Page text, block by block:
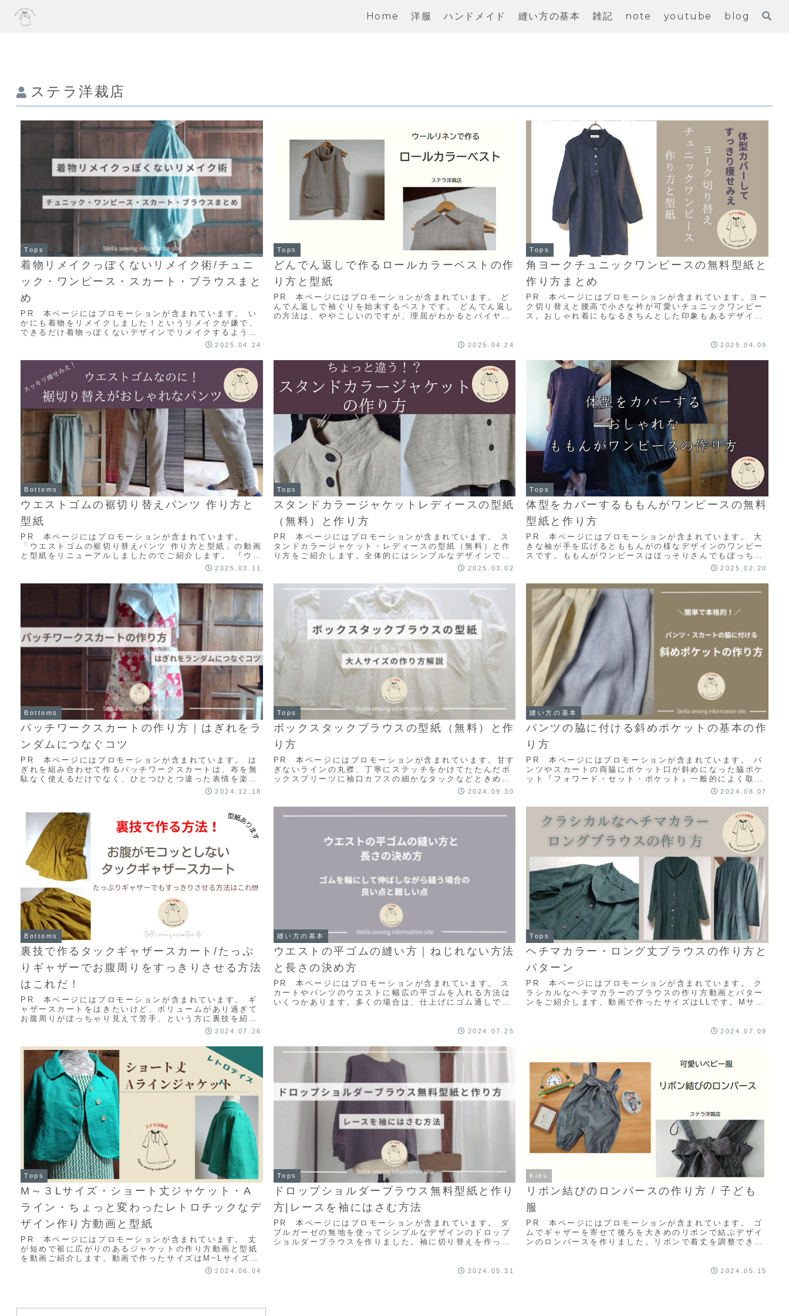
Home 洋服 ハンドメイド 縫い方の基本 雑記 note youtube blog
ステラ洋裁店
Tops
着物リメイクっぽくないリメイク術/チュニ
ック・ワンピース・スカート・ブラウスまと
め
PR 本ページにはプロモーションが含まれています。 い
かにも着物をリメイクしました！というリメイクが嫌で、
できるだけ着物っぽくないデザインでリメイクするように
心がけています。そんな私のリメイク術をご紹...2025.04.24
Tops
どんでん返しで作るロールカラーベストの作
り方と型紙
PR 本ページにはプロモーションが含まれています。 ど
んでん返しで袖ぐりを始末するベストです。 どんでん返し
の方法は、ややこしいのですが、理屈がわかるとバイヤス
2025.04.24
Tops
角ヨークチュニックワンピースの無料型紙と
作り方まとめ
PR 本ページにはプロモーションが含まれています。ヨー
ク切り替えと腰高で小さな衿が可愛いチュニックワンピー
ス。おしゃれ着にもなるきちんとした印象もあるデザイン
2025.04.09
Bottoms
ウエストゴムの裾切り替えパンツ 作り方と
型紙
PR 本ページにはプロモーションが含まれています。
「ウエストゴムの裾切り替えパンツ 作り方と型紙」の動画
と型紙をリニューアルしましたのでご紹介します。 『ウエ
ストゴムの裾切り替えパンツのおすすめポイ... 2025.03.11
Tops
スタンドカラージャケットレディースの型紙
（無料）と作り方
PR 本ページにはプロモーションが含まれています。 ス
タンドカラージャケット・レディースの型紙（無料）と作
り方をご紹介します。全体的にはシンプルなデザインです
が、スタンドカラーの高さを首が隠れるくらい...2025.03.02
Tops
体型をカバーするももんがワンピースの無料
型紙と作り方
PR 本ページにはプロモーションが含まれています。 大
きな袖が手を広げるとももんがの様なデザインのワンピー
スです。ももんがワンピースはほっそりさんでもぽっちゃ
りさんでもどちらの体型にでも似合う優れもの...2025.02.20
Bottoms
パッチワークスカートの作り方｜はぎれをラ
ンダムにつなぐコツ
PR 本ページにはプロモーションが含まれています。 は
ぎれを組み合わせて作るパッチワークスカートは、布を無
駄なく使えるだけでなく、ひとつひとつ違った表情を楽し
めるのが魅力です。 この記事では、はぎれを...2024.12.18
Tops
ボックスタックブラウスの型紙（無料）と作
り方
PR 本ページにはプロモーションが含まれています。甘す
ぎないラインの丸襟、丁寧にステッチをかけてたたんだボ
ックスプリーツに袖口カフスの細かなタックなどときめき
ポイントがいっぱいのディテールにこだわった...2024.09.30
縫い方の基本
パンツの脇に付ける斜めポケットの基本の作
り方
PR 本ページにはプロモーションが含まれています。 パ
ンツやスカートの両脇にポケット口が斜めになった脇ポケ
ット『フォワード・セット・ポケット』一般的によく取り
入れられている基本のポケットです。この記事...2024.08.07
Bottoms
裏技で作るタックギャザースカート/たっぷ
りギャザーでお腹周りをすっきりさせる方法
はこれだ！
PR 本ページにはプロモーションが含まれています。 ギ
ャザースカートをはきたいけど、ボリュームがあり過ぎて
お腹周りがぽっちゃり見えて苦手、という方に裏技を紹介
します。お腹周りのギャザー分を半分にしてス...2024.07.26
縫い方の基本
ウエストの平ゴムの縫い方｜ねじれない方法
と長さの決め方
PR 本ページにはプロモーションが含まれています。 ス
カートやパンツのウエストに幅広の平ゴムを入れる方法は
いくつかあります。多くの場合は、仕上げにゴム通しで入
2024.07.25
Tops
ヘチマカラー・ロング丈ブラウスの作り方と
パターン
PR 本ページにはプロモーションが含まれています。 ク
ラシカルなヘチマカラーのブラウスの作り方動画とパター
ンをご紹介します。動画で作ったサイズはLLです。Mサイ
2024.07.09
Tops
M～３Lサイズ・ショート丈ジャケット・A
ライン・ちょっと変わったレトロチックなデ
ザイン作り方動画と型紙
PR 本ページにはプロモーションが含まれています。 丈
が短めで裾に広がりのあるジャケットの作り方動画と型紙
を動画ご紹介します。動画で作ったサイズはM~Lサイズで
2024.06.04
Tops
ドロップショルダーブラウス無料型紙と作り
方|レースを袖にはさむ方法
PR 本ページにはプロモーションが含まれています。 ダ
ブルガーゼの無地を使ってシンプルなデザインのドロップ
ショルダーブラウスを作りました。袖に切り替えを作って
2024.05.31
Kids
リボン結びのロンパースの作り方 / 子ども
服
PR 本ページにはプロモーションが含まれています。 ゴ
ムでギャザーを寄せて後ろを大きめのリボンで結ぶデザイ
ンのロンパースを作りました。リボンで着丈を調整できま
2024.05.15